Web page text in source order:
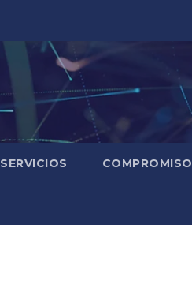
SERVICIOS COMPROMISO